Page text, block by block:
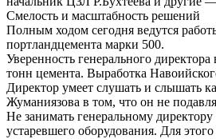
Смелость и масштабность решений
Полным ходом сегодня ведутся
портландцемента марки 500.
Уверенность генерального
тонн цемента. Выработка
Директор умеет слушать и слышать
Жуманиязова в том, что он не
Не занимать генеральному
устаревшего оборудования. Для